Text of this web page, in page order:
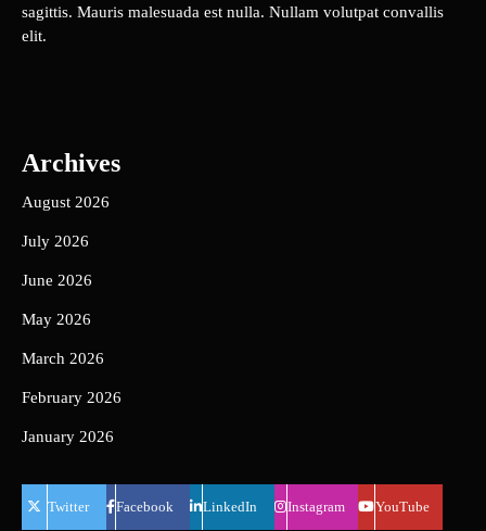
sagittis. Mauris malesuada est nulla. Nullam volutpat convallis
elit.
Archives
August 2026
July 2026
June 2026
May 2026
March 2026
February 2026
January 2026
Twitter Facebook LinkedIn Instagram YouTube